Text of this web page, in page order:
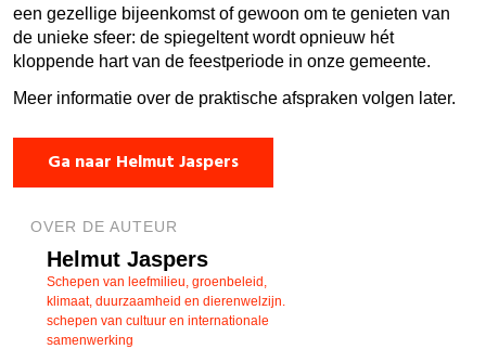
een gezellige bijeenkomst of gewoon om te genieten van
de unieke sfeer: de spiegeltent wordt opnieuw hét
kloppende hart van de feestperiode in onze gemeente.
Meer informatie over de praktische afspraken volgen later.
Ga naar Helmut Jaspers
OVER DE AUTEUR
Helmut Jaspers
Schepen van leefmilieu, groenbeleid,
klimaat, duurzaamheid en dierenwelzijn.
schepen van cultuur en internationale
samenwerking